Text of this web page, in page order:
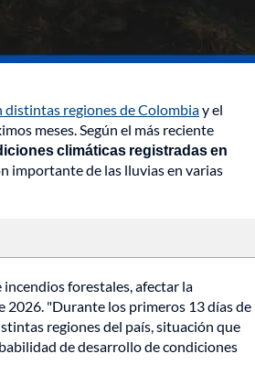
regiones de Colombiay el
meses. Según el más reciente
climáticas registradas en
importante de las lluvias en varias
forestales, afectar la
2026. "Durante los primeros 13 días de
regiones del país, situación que
de desarrollo de condiciones